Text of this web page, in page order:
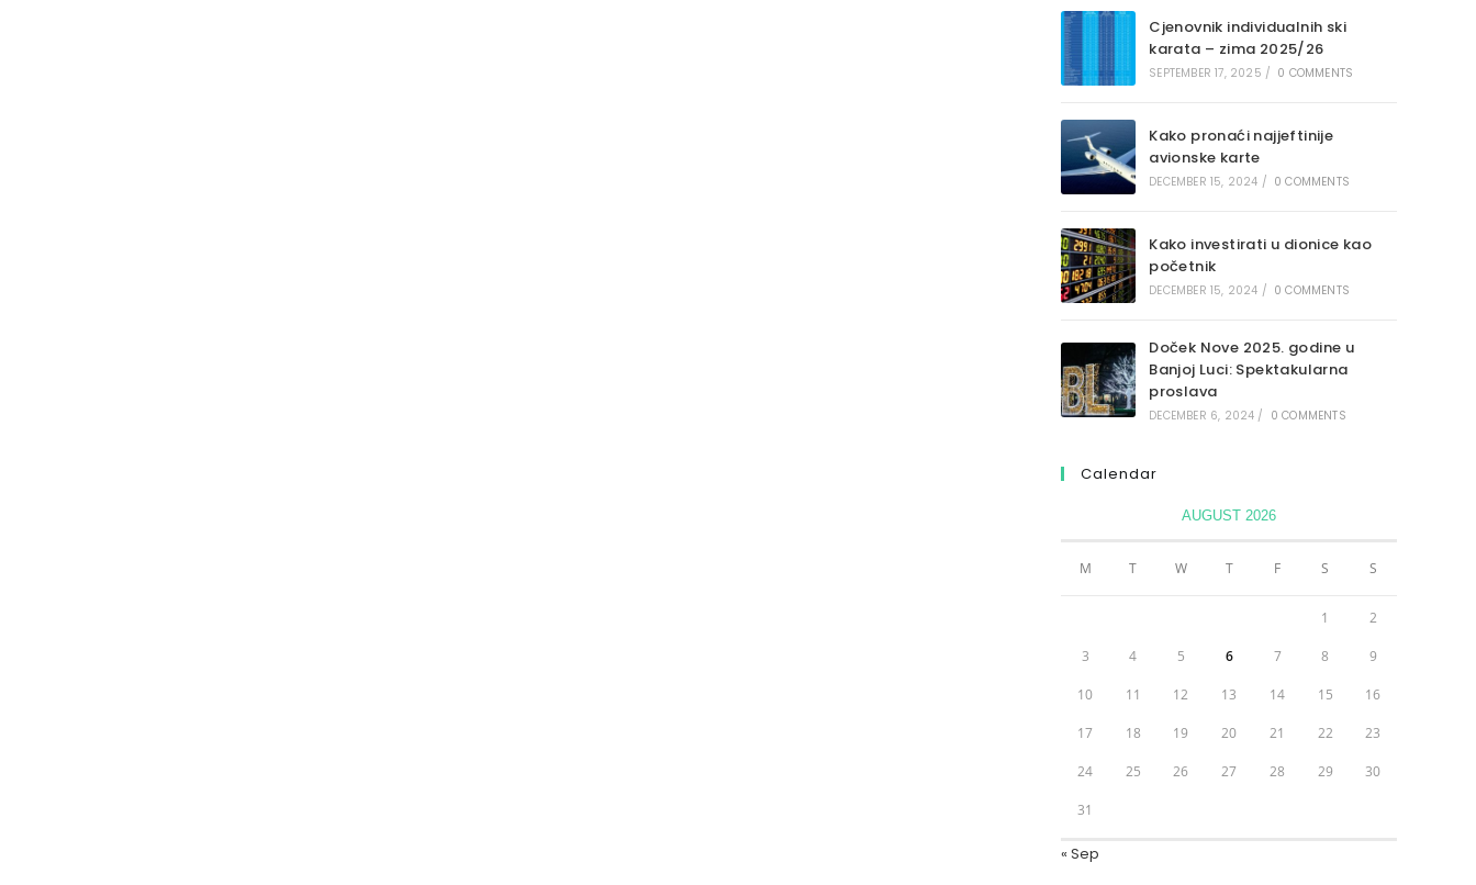
Cjenovnik individualnih ski
karata – zima 2025/26
SEPTEMBER 17, 2025 / 0 COMMENTS
Kako pronaći najjeftinije
avionske karte
DECEMBER 15, 2024 / 0 COMMENTS
Kako investirati u dionice kao
početnik
DECEMBER 15, 2024 / 0 COMMENTS
Doček Nove 2025. godine u
Banjoj Luci: Spektakularna
proslava
DECEMBER 6, 2024 / 0 COMMENTS
Calendar
AUGUST 2026
M T W T F S S
1 2
3 4 5 6 7 8 9
10 11 12 13 14 15 16
17 18 19 20 21 22 23
24 25 26 27 28 29 30
31
« Sep